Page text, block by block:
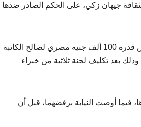
جيهان زكي، على الحكم الصادر ضدها
وكانت المحكمة الاقتصادية قد أصدرت، حكمًا بإلزام وزيرة الثقافة جيهان زكي بدفع تعويض قدره 100 ألف جنيه مصري لصالح الكاتبة
بعد تكليف لجنة ثلاثية من خبراء
فيما أوصت النيابة برفضهما، قبل أن